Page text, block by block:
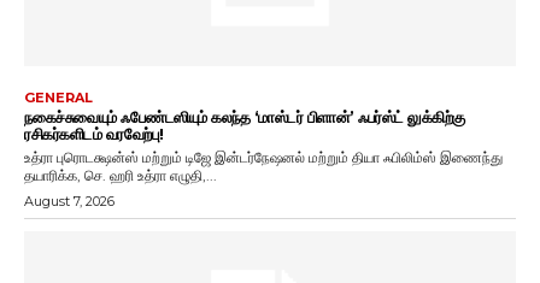
GENERAL
நகைச்சுவையும் ஃபேண்டஸியும் கலந்த ‘மாஸ்டர் பிளான்’ ஃபர்ஸ்ட் லுக்கிற்கு
ரசிகர்களிடம் வரவேற்பு!
உத்ரா புரொடக்ஷன்ஸ் மற்றும் டிஜே இன்டர்நேஷனல் மற்றும் தியா ஃபிலிம்ஸ் இணைந்து
தயாரிக்க, செ. ஹரி உத்ரா எழுதி,...
August 7, 2026